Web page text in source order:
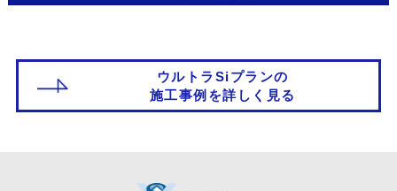
ウルトラSiプランの
施工事例を詳しく見る